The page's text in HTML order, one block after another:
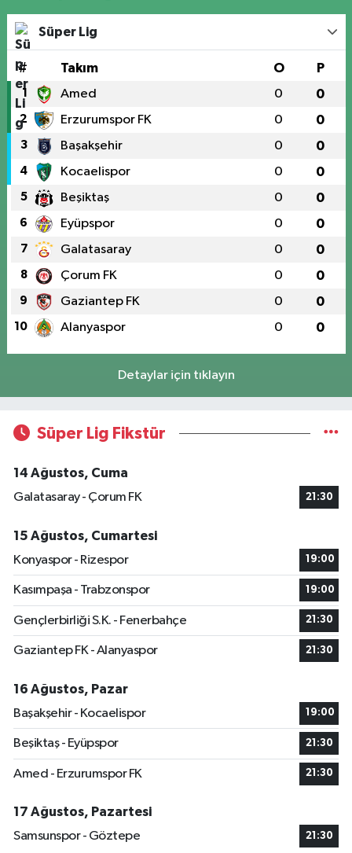
Süper Lig
# Takım O P
1 Amed 0 0
2 Erzurumspor FK 0 0
3 Başakşehir 0 0
4 Kocaelispor 0 0
5 Beşiktaş 0 0
6 Eyüpspor 0 0
7 Galatasaray 0 0
8 Çorum FK 0 0
9 Gaziantep FK 0 0
10 Alanyaspor 0 0
Detaylar için tıklayın
Süper Lig Fikstür
14 Ağustos, Cuma
Galatasaray - Çorum FK
21:30
15 Ağustos, Cumartesi
Konyaspor - Rizespor
19:00
Kasımpaşa - Trabzonspor 19:00
Gençlerbirliği S.K. - Fenerbahçe 21:30
Gaziantep FK - Alanyaspor 21:30
16 Ağustos, Pazar
Başakşehir - Kocaelispor
19:00
Beşiktaş - Eyüpspor 21:30
Amed - Erzurumspor FK 21:30
17 Ağustos, Pazartesi
Samsunspor - Göztepe
21:30